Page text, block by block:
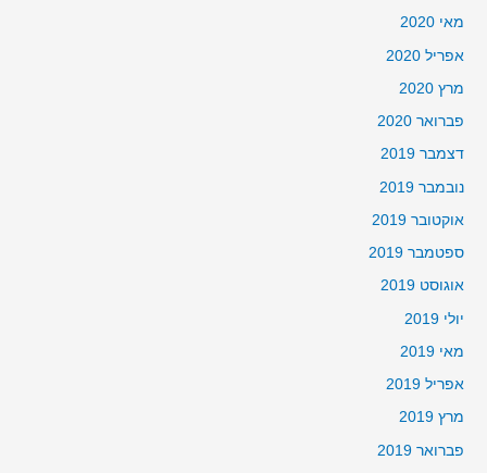
מאי 2020
אפריל 2020
מרץ 2020
פברואר 2020
דצמבר 2019
נובמבר 2019
אוקטובר 2019
ספטמבר 2019
אוגוסט 2019
יולי 2019
מאי 2019
אפריל 2019
מרץ 2019
פברואר 2019